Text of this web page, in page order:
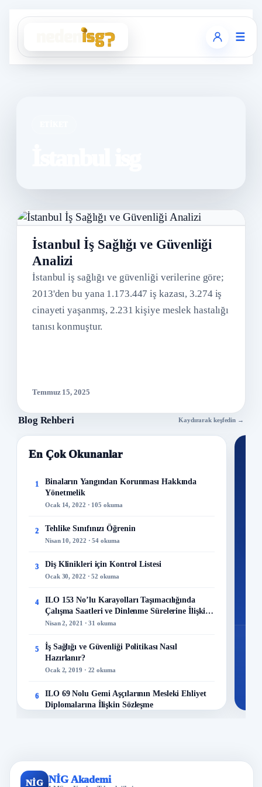
☰
İstanbul İş Sağlığı ve Güvenliği
Analizi
İstanbul iş sağlığı ve güvenliği verilerine göre;
2013'den bu yana 1.173.447 iş kazası, 3.274 iş
cinayeti yaşanmış, 2.231 kişiye meslek hastalığı
tanısı konmuştur.
Temmuz 15, 2025
Blog Rehberi Kaydırarak keşfedin →
En Çok Okunanlar
1
Binaların Yangından Korunması Hakkında
Yönetmelik
Ocak 14, 2022 · 105 okuma
2 Tehlike Sınıfınızı Öğrenin
Nisan 10, 2022 · 54 okuma
3 Diş Klinikleri için Kontrol Listesi
Ocak 30, 2022 · 52 okuma
4
ILO 153 No’lu Karayolları Taşımacılığında
Çalışma Saatleri ve Dinlenme Sürelerine İlişkin
Sözleşme
Nisan 2, 2021 · 31 okuma
5
İş Sağlığı ve Güvenliği Politikası Nasıl
Hazırlanır?
Ocak 2, 2019 · 22 okuma
6
ILO 69 Nolu Gemi Aşçılarının Mesleki Ehliyet
Diplomalarına İlişkin Sözleşme
Aralık 8, 2022 · 20 okuma
NİG NİG Akademi